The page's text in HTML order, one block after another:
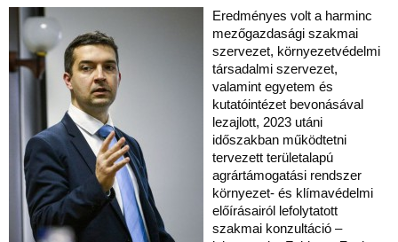
Eredményes volt a harminc
mezőgazdasági szakmai
szervezet, környezetvédelmi
társadalmi szervezet,
valamint egyetem és
kutatóintézet bevonásával
lezajlott, 2023 utáni
időszakban működtetni
tervezett területalapú
agrártámogatási rendszer
környezet- és klímavédelmi
előírásairól lefolytatott
szakmai konzultáció –